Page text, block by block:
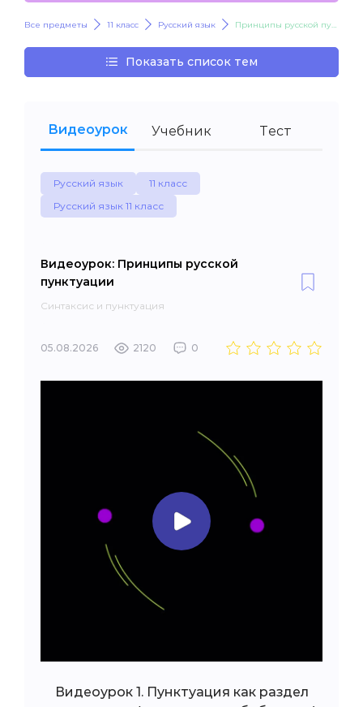
Все предметы 11 класс Русский язык Принципы русской пунктуации
Показать список тем
Видеоурок Учебник Тест
Русский язык
11 класс
Русский язык 11 класс
Видеоурок: Принципы русской
пунктуации
Синтаксис и пунктуация
05.08.2026 2120 0
Видеоурок 1. Пунктуация как раздел